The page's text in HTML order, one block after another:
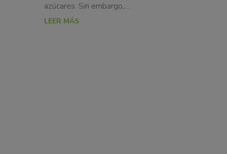
formación
sobre
azúcares. Sin embargo,…
LEER MÁS